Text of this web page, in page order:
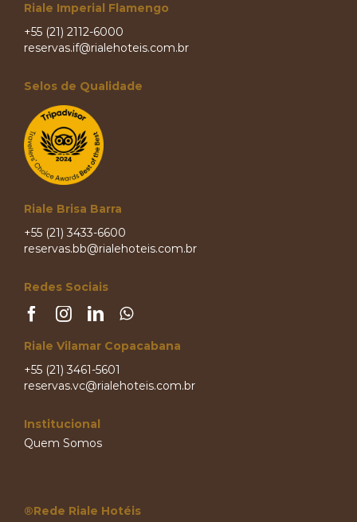
Riale Imperial Flamengo
+55 (21) 2112-6000
reservas.if@rialehoteis.com.br
Selos de Qualidade
Riale Brisa Barra
+55 (21) 3433-6600
reservas.bb@rialehoteis.com.br
Redes Sociais
Riale Vilamar Copacabana
+55 (21) 3461-5601
reservas.vc@rialehoteis.com.br
Institucional
Quem Somos
®Rede Riale Hotéis